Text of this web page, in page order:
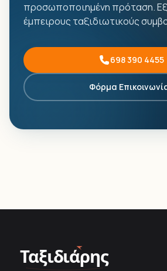
προσωποποιημένη πρόταση.
έμπειρους ταξιδιωτικούς
698 390 4455
Φόρμα
Ταξιδιάρης